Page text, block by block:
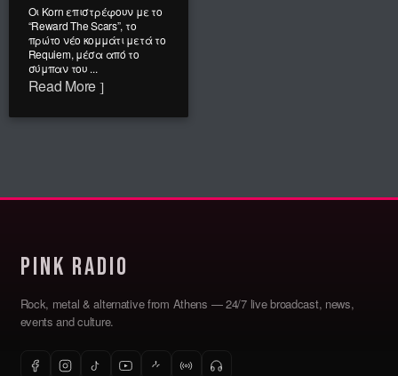
Οι Korn επιστρέφουν με το
“Reward The Scars”, το
πρώτο νέο κομμάτι μετά το
Requiem, μέσα από το
σύμπαν του ...
Read More
Pink Radio
Rock, metal & alternative from Athens — 24/7 live broadcast, news,
events and culture.